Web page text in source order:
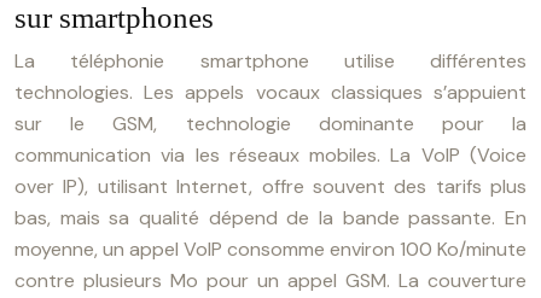
sur smartphones
La téléphonie smartphone utilise différentes
technologies. Les appels vocaux classiques s’appuient
sur le GSM, technologie dominante pour la
communication via les réseaux mobiles. La VoIP (Voice
over IP), utilisant Internet, offre souvent des tarifs plus
bas, mais sa qualité dépend de la bande passante. En
moyenne, un appel VoIP consomme environ 100 Ko/minute
contre plusieurs Mo pour un appel GSM. La couverture